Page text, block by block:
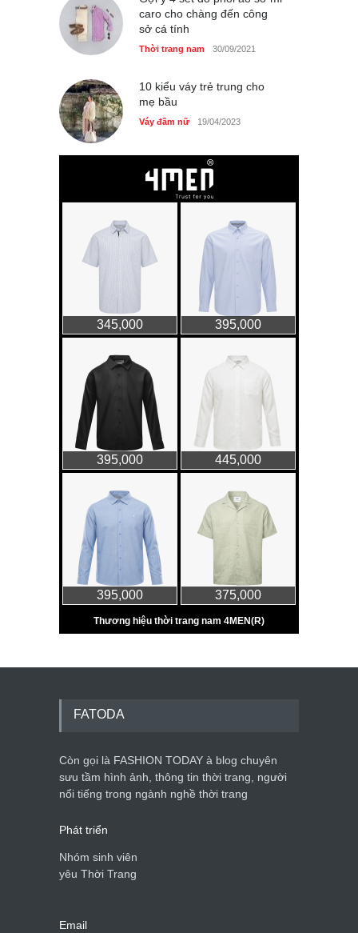
caro cho chàng đến công
sở cá tính
Thời trang nam 30/09/2021
10 kiểu váy trẻ trung cho
mẹ bầu
Váy đầm nữ 19/04/2023
FATODA
Còn gọi là FASHION TODAY à blog chuyên
sưu tầm hình ảnh, thông tin thời trang, người
nổi tiếng trong ngành nghề thời trang
Phát triển
Nhóm sinh viên
yêu Thời Trang
Email